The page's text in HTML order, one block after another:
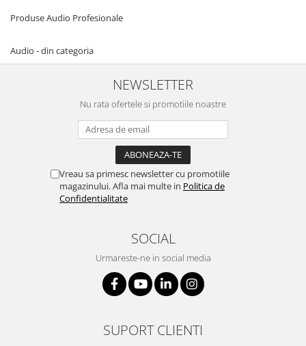
Produse Audio Profesionale
Audio - din categoria
NEWSLETTER
Nu rata ofertele si promotiile noastre
Vreau sa primesc newsletter cu promotiile
magazinului. Afla mai multe in Politica de
Confidentialitate
SOCIAL
Urmareste-ne in social media
SUPORT CLIENTI